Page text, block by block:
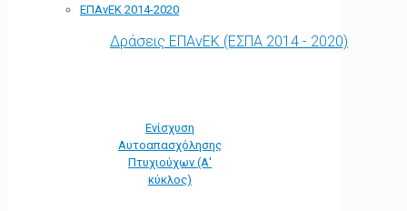
ΕΠΑνΕΚ 2014-2020
Δράσεις ΕΠΑνΕΚ (ΕΣΠΑ 2014 - 2020)
Ενίσχυση
Αυτοαπασχόλησης
Πτυχιούχων (Α'
κύκλος)